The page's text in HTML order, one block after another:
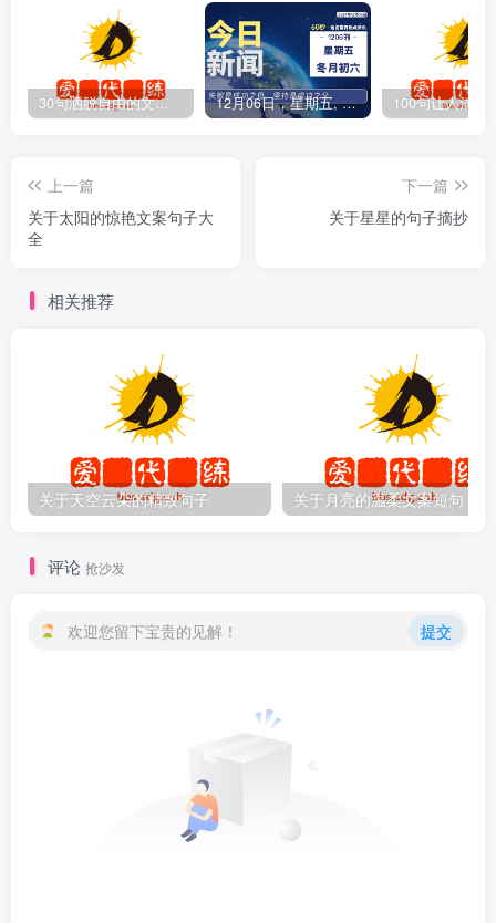
30句洒脱自由的文案短句 12月06日，星期五, 爱代练—每天60秒读懂全世界！
上一篇
关于太阳的惊艳文案句子大
全
下一篇
关于星星的句子摘抄
相关推荐
关于天空云朵的精致句子 关于月亮的温柔文案短句
评论 抢沙发
欢迎您留下宝贵的见解！ 提交